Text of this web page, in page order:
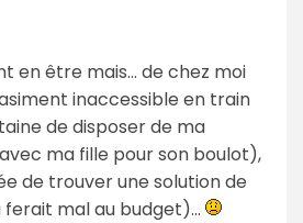
en être mais... de chez moi
inaccessible en train
de disposer de ma
ma fille pour son boulot),
de trouver une solution de
mal au budget)...